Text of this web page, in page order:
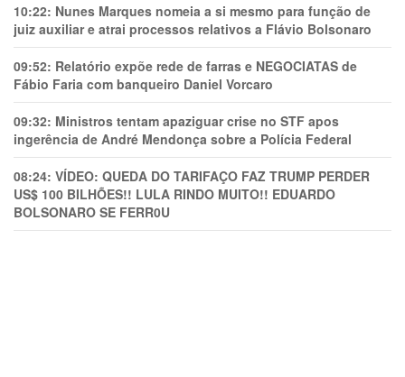
10:22: Nunes Marques nomeia a si mesmo para função de
juiz auxiliar e atrai processos relativos a Flávio Bolsonaro
09:52: Relatório expõe rede de farras e NEGOCIATAS de
Fábio Faria com banqueiro Daniel Vorcaro
09:32: Ministros tentam apaziguar crise no STF apos
ingerência de André Mendonça sobre a Polícia Federal
08:24: VÍDEO: QUEDA DO TARIFAÇO FAZ TRUMP PERDER
US$ 100 BILHÕES!! LULA RINDO MUITO!! EDUARDO
BOLSONARO SE FERR0U